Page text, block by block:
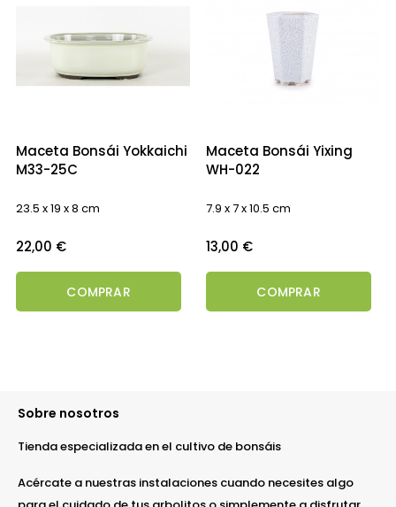
Maceta Bonsái Yokkaichi
M33-25C
23.5 x 19 x 8 cm
Precio
22,00 €
COMPRAR
Maceta Bonsái Yixing
WH-022
7.9 x 7 x 10.5 cm
Precio
13,00 €
COMPRAR
Sobre nosotros
Tienda especializada en el cultivo de bonsáis
Acércate a nuestras instalaciones cuando necesites algo